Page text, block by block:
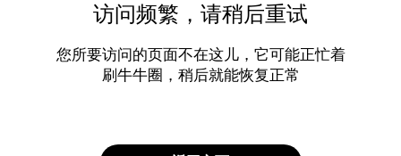
访问频繁，请稍后重试
您所要访问的页面不在这儿，它可能正忙着
刷牛牛圈，稍后就能恢复正常